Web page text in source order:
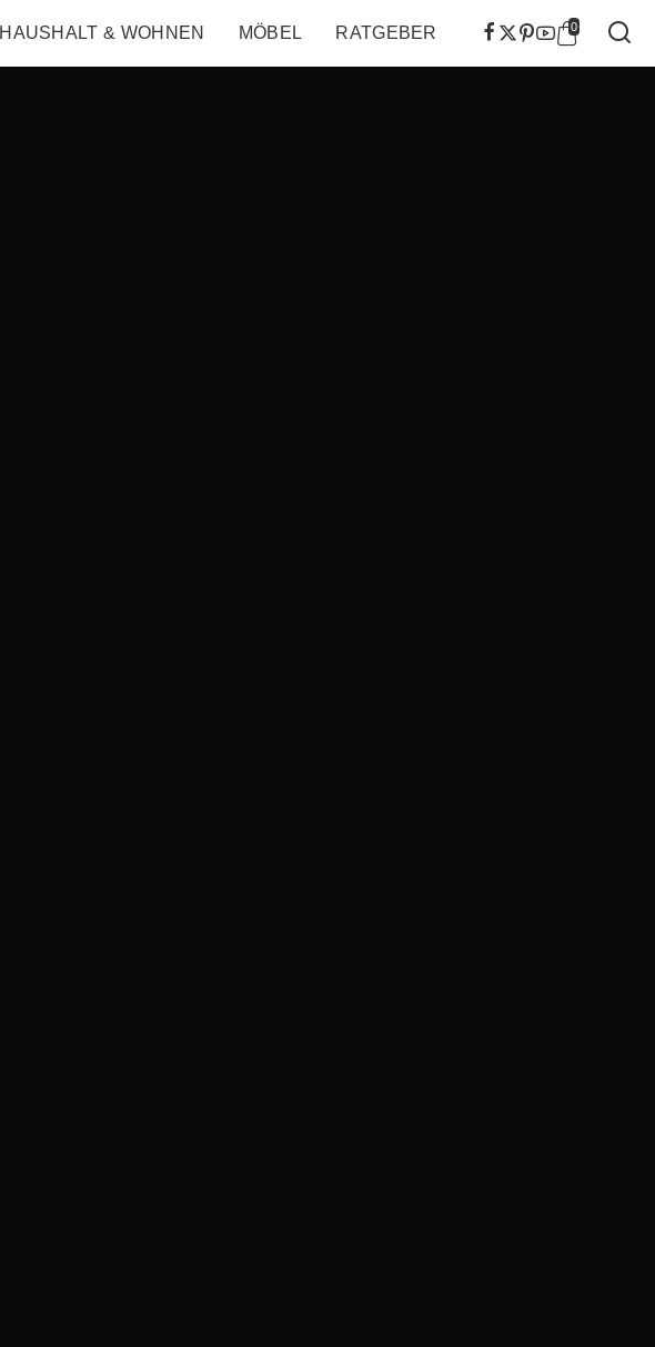
HAUSHALT & WOHNEN MÖBEL RATGEBER 0